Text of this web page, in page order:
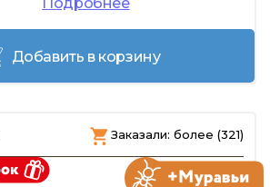
Добавить в корзину
Заказали: более (321)